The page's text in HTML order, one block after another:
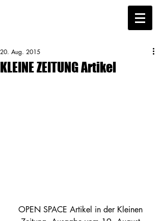
KLEINE ZEITUNG Artikel
20. Aug. 2015
OPEN SPACE Artikel in der Kleinen